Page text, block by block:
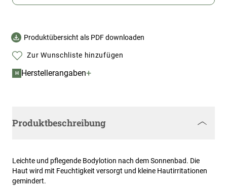
Produktübersicht als PDF downloaden
Zur Wunschliste hinzufügen
H Herstellerangaben+
Produktbeschreibung
Leichte und pflegende Bodylotion nach dem Sonnenbad. Die
Haut wird mit Feuchtigkeit versorgt und kleine Hautirritationen
gemindert.